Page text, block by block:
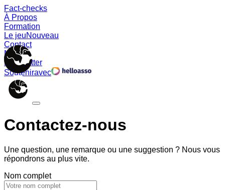
Fact-checks
À Propos
Formation
Le jeuNouveau
Contact
Memes
Newsletter
Souteniravec
Contactez-nous
Une question, une remarque ou une suggestion ? Nous vous
répondrons au plus vite.
Nom complet